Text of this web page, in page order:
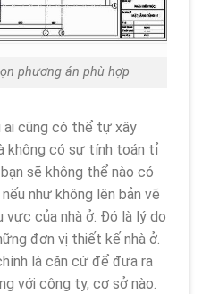
phương án phù hợp
ai cũng có thể tự xây
không có sự tính toán tỉ
sẽ không thể nào có
như không lên bản vẽ
của nhà ở. Đó là lý do
đơn vị thiết kế nhà ở.
là căn cứ để đưa ra
với công ty, cơ sở nào.